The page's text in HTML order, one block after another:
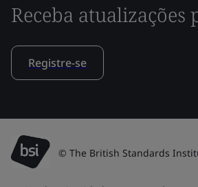
Receba atualizações
Registre-se
© The British Standards